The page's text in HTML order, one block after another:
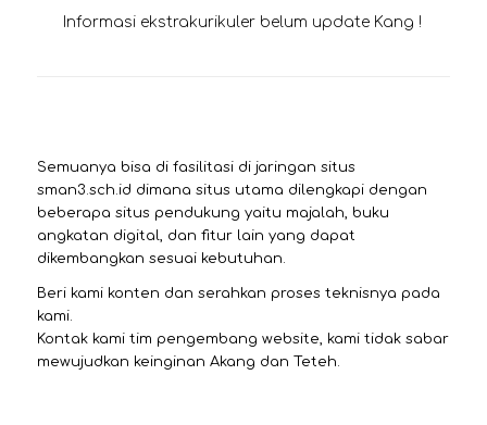
Informasi ekstrakurikuler belum update Kang !
Semuanya bisa di fasilitasi di jaringan situs
sman3.sch.id dimana situs utama dilengkapi dengan
beberapa situs pendukung yaitu majalah, buku
angkatan digital, dan fitur lain yang dapat
dikembangkan sesuai kebutuhan.
Beri kami konten dan serahkan proses teknisnya pada
kami.
Kontak kami tim pengembang website, kami tidak sabar
mewujudkan keinginan Akang dan Teteh.